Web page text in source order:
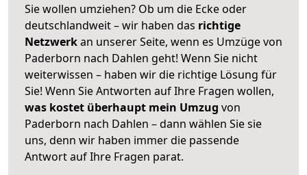
Sie wollen umziehen? Ob um die Ecke oder
deutschlandweit – wir haben das richtige
Netzwerkan unserer Seite, wenn es Umzüge von
Paderborn nach Dahlen geht! Wenn Sie nicht
weiterwissen – haben wir die richtige Lösung für
Sie! Wenn Sie Antworten auf Ihre Fragen wollen,
was kostet überhaupt mein Umzug von
Paderborn nach Dahlen – dann wählen Sie sie
uns, denn wir haben immer die passende
Antwort auf Ihre Fragen parat.